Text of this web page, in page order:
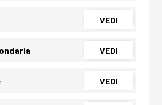
VEDI
VEDI
VEDI